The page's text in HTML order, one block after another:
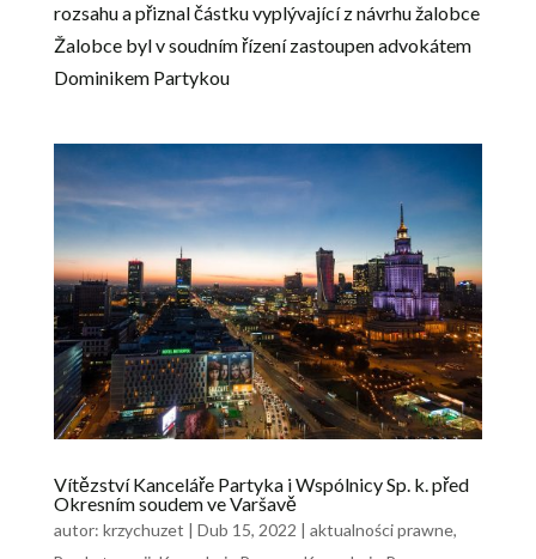
rozsahu a přiznal částku vyplývající z návrhu žalobce
Žalobce byl v soudním řízení zastoupen advokátem
Dominikem Partykou
Vítězství Kanceláře Partyka i Wspólnicy Sp. k. před
Okresním soudem ve Varšavě
autor: krzychuzet | Dub 15, 2022 | aktualności prawne,